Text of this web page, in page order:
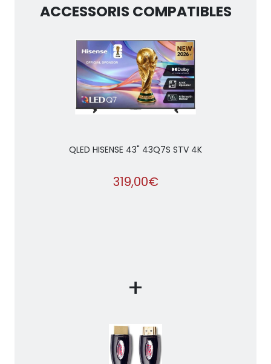
ACCESSORIS COMPATIBLES
QLED HISENSE 43" 43Q7S STV 4K
319,00€
+